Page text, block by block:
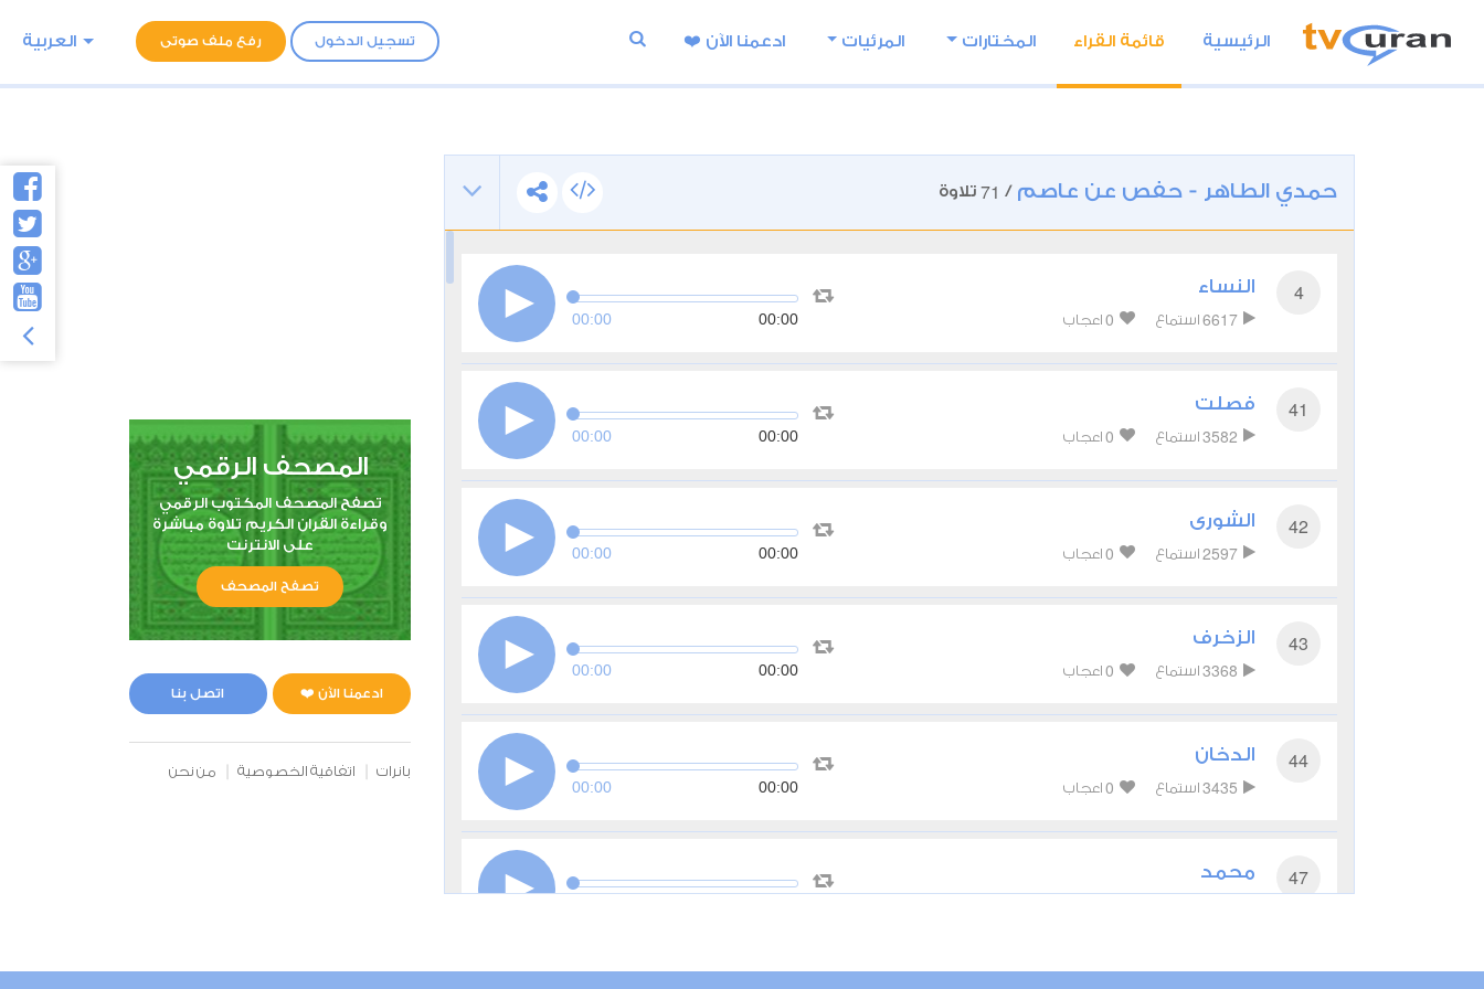
تسجيل الدخول رفع ملف صوتى العربية الرئيسية قائمة القراء المختارات المرئيات ادعمنا اﻵن ❤️
حمدي الطاهر - حفص عن عاصم /
71 تلاوة
4 النساء
6617 استماع 0 اعجاب 00:00 00:00
41 فصلت
3582 استماع 0 اعجاب 00:00 00:00
42 الشورى
2597 استماع 0 اعجاب 00:00 00:00
43 الزخرف
3368 استماع 0 اعجاب 00:00 00:00
44 الدخان
3435 استماع 0 اعجاب 00:00 00:00
47 محمد
المصحف الرقمي
تصفح المصحف المكتوب الرقمي
وقراءة القران الكريم تلاوة مباشرة
على الانترنت
تصفح المصحف
ادعمنا الآن ❤️ اتصل بنا
بانرات اتفاقية الخصوصية من نحن